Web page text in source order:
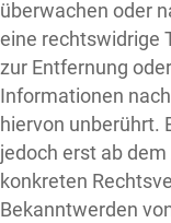
überwachen oder
eine rechtswidrige
zur Entfernung
Informationen
hiervon unberührt.
jedoch erst ab
konkreten
Bekanntwerden